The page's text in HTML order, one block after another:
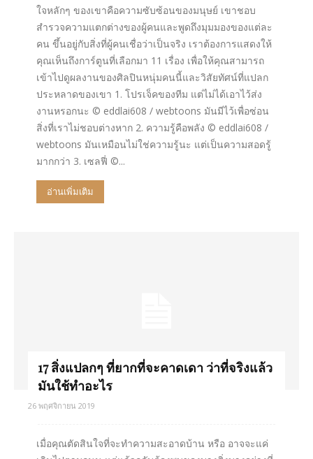
ใจหลักๆ ของเขาคือความซับซ้อนของมนุษย์ เขาชอบ
สำรวจความแตกต่างของผู้คนและพูดถึงมุมมองของแต่ละ
คน ขึ้นอยู่กับสิ่งที่ผู้คนเชื่อว่าเป็นจริง เราต้องการแสดงให้
คุณเห็นถึงการ์ตูนที่เลือกมา 11 เรื่อง เพื่อให้คุณสามารถ
เข้าไปดูผลงานของศิลปินหนุ่มคนนี้และวิสัยทัศน์ที่แปลก
ประหลาดของเขา 1. โปรเจ็คของทีม แต่ไม่ได้เอาไว้ส่ง
งานหรอกนะ © eddlai608 / webtoons มันมีไว้เพื่อซ่อน
สิ่งที่เราไม่ชอบต่างหาก 2. ความรู้คือพลัง © eddlai608 /
webtoons มันเหมือนไม่ใช่ความรู้นะ แต่เป็นความสอดรู้
มากกว่า 3. เซลฟี่ ©...
อ่านเพิ่มเติม
17 สิ่งแปลกๆ ที่ยากที่จะคาดเดา ว่าที่จริงแล้ว
มันใช้ทำอะไร
26 พฤศจิกายน 2019
เมื่อคุณตัดสินใจที่จะทำความสะอาดบ้าน หรือ อาจจะแค่